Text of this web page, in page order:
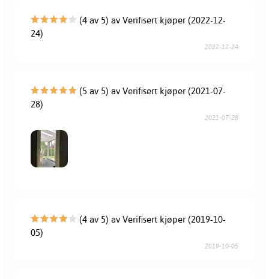
(4 av 5) av Verifisert kjøper (2022-12-
24)
2022-12-24
(5 av 5) av Verifisert kjøper (2021-07-
28)
2021-07-28
(4 av 5) av Verifisert kjøper (2019-10-
05)
2019-10-05